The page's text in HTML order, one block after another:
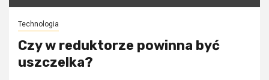
Technologia
Czy w reduktorze powinna być
uszczelka?